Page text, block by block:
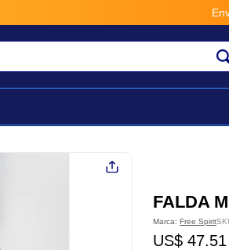
Envío
FALDA
Marca: Free Spirit
US$ 47.51